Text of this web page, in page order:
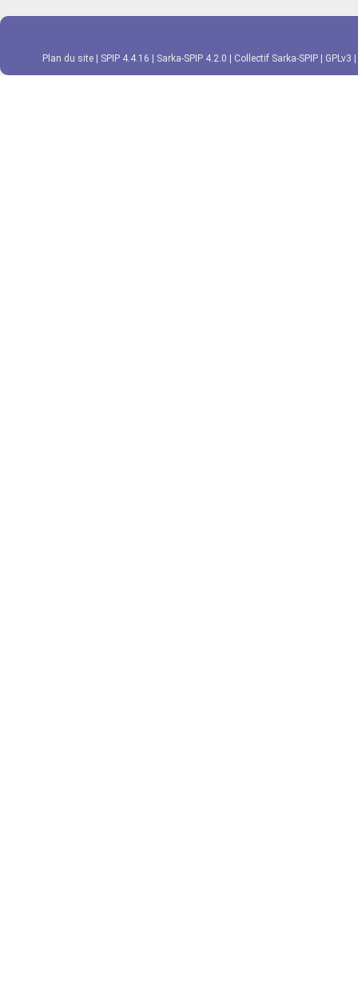
Plan du site SPIP 4.4.16 Sarka-SPIP 4.2.0 Collectif Sarka-SPIP GPLv3